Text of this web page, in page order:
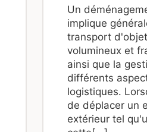
Un
implique
transport
volumineux et
ainsi que la
différents
logistiques.
de déplacer un
extérieur tel